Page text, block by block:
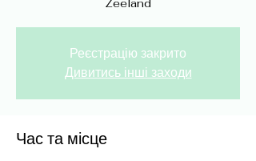
Zeeland
Реєстрацію закрито
Дивитись інші заходи
Час та місце